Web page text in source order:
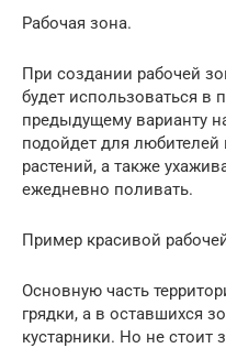
Рабочая зона.
При создании рабочей
будет использоваться
предыдущему варианту
подойдет для
растений, а также
ежедневно поливать.
Пример красивой
Основную часть
грядки, а в оставшихся
кустарники. Но не стоит